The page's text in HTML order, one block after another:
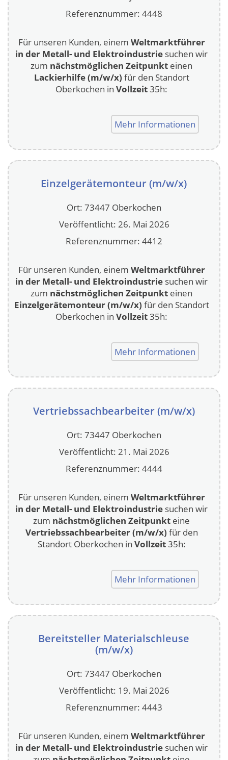
Referenznummer: 4448
Für unseren Kunden, einem Weltmarktführer
in der Metall- und Elektroindustrie suchen wir
zum nächstmöglichen Zeitpunkt einen
Lackierhilfe (m/w/x) für den Standort
Oberkochen in Vollzeit35h:
Mehr Informationen
Einzelgerätemonteur (m/w/x)
Ort: 73447 Oberkochen
Veröffentlicht: 26. Mai 2026
Referenznummer: 4412
Für unseren Kunden, einem Weltmarktführer
in der Metall- und Elektroindustrie suchen wir
zum nächstmöglichen Zeitpunkt einen
Einzelgerätemonteur (m/w/x) für den Standort
Oberkochen in Vollzeit35h:
Mehr Informationen
Vertriebssachbearbeiter (m/w/x)
Ort: 73447 Oberkochen
Veröffentlicht: 21. Mai 2026
Referenznummer: 4444
Für unseren Kunden, einem Weltmarktführer
in der Metall- und Elektroindustrie suchen wir
zum nächstmöglichen Zeitpunkt eine
Vertriebssachbearbeiter (m/w/x) für den
Standort Oberkochen in Vollzeit35h:
Mehr Informationen
Bereitsteller Materialschleuse
(m/w/x)
Ort: 73447 Oberkochen
Veröffentlicht: 19. Mai 2026
Referenznummer: 4443
Für unseren Kunden, einem Weltmarktführer
in der Metall- und Elektroindustrie suchen wir